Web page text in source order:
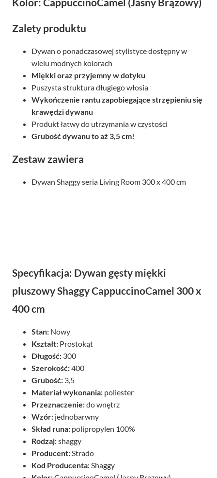
Zalety produktu
Dywan o ponadczasowej stylistyce dostępny w
wielu modnych kolorach
Miękki oraz przyjemny w dotyku
Puszysta struktura długiego włosia
Wykończenie rantu zapobiegające strzępieniu się
krawędzi dywanu
Produkt łatwy do utrzymania w czystości
Grubość dywanu to aż 3,5 cm!
Zestaw zawiera
Dywan Shaggy seria Living Room 300 x 400 cm
Specyfikacja: Dywan gęsty miękki
pluszowy Shaggy CappuccinoCamel 300 x
400 cm
Stan: Nowy
Kształt: Prostokąt
Długość: 300
Szerokość:400
Grubość: 3,5
Materiał wykonania: poliester
Przeznaczenie:do wnętrz
Wzór: jednobarwny
Skład runa: polipropylen 100%
Rodzaj:shaggy
Producent:Strado
Kod Producenta:Shaggy